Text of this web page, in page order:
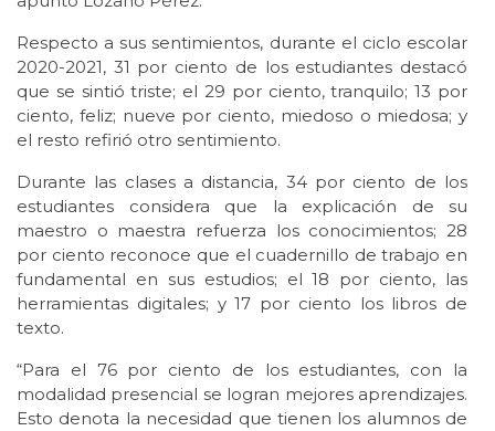
Respecto a sus sentimientos, durante el ciclo escolar
2020-2021, 31 por ciento de los estudiantes destacó
que se sintió triste; el 29 por ciento, tranquilo; 13 por
ciento, feliz; nueve por ciento, miedoso o miedosa; y
el resto refirió otro sentimiento.
Durante las clases a distancia, 34 por ciento de los
estudiantes considera que la explicación de su
maestro o maestra refuerza los conocimientos; 28
por ciento reconoce que el cuadernillo de trabajo en
fundamental en sus estudios; el 18 por ciento, las
herramientas digitales; y 17 por ciento los libros de
texto.
“Para el 76 por ciento de los estudiantes, con la
modalidad presencial se logran mejores aprendizajes.
Esto denota la necesidad que tienen los alumnos de